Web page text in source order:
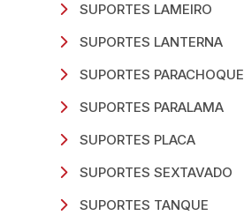
SUPORTES LAMEIRO
SUPORTES LANTERNA
SUPORTES PARACHOQUE
SUPORTES PARALAMA
SUPORTES PLACA
SUPORTES SEXTAVADO
SUPORTES TANQUE